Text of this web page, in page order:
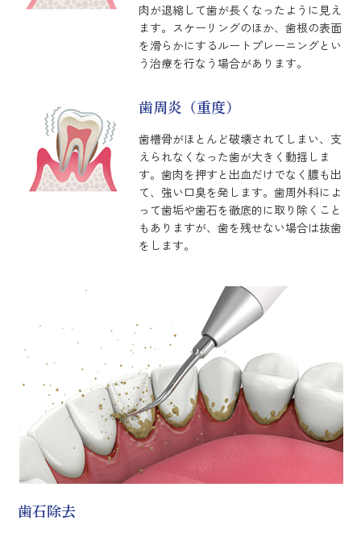
肉が退縮して歯が長くなったように見え
ます。スケーリングのほか、歯根の表面
を滑らかにするルートプレーニングとい
う治療を行なう場合があります。
歯周炎（重度）
歯槽骨がほとんど破壊されてしまい、支
えられなくなった歯が大きく動揺しま
す。歯肉を押すと出血だけでなく膿も出
て、強い口臭を発します。歯周外科によ
って歯垢や歯石を徹底的に取り除くこと
もありますが、歯を残せない場合は抜歯
をします。
歯石除去